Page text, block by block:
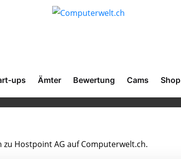
ups Ämter Bewertung Cams Shop
Hostpoint AG auf Computerwelt.ch.